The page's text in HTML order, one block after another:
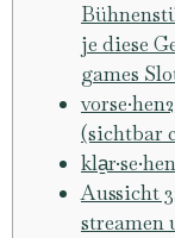
je diese
games
(sichtbar
Aussicht
streamen